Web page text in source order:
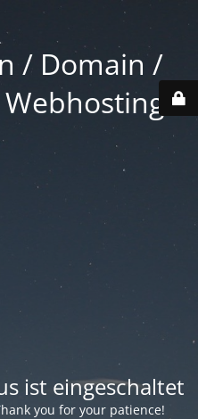
/ Domain /
ist eingeschaltet
you for your patience!